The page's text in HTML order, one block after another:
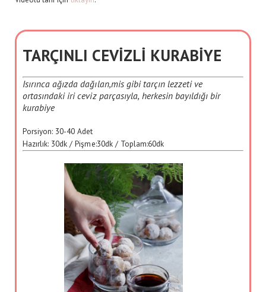
TARÇINLI CEVİZLİ KURABİYE
Isırınca ağızda dağılan,mis gibi tarçın lezzeti ve
ortasındaki iri ceviz parçasıyla, herkesin bayıldığı bir
kurabiye
Porsiyon: 30-40 Adet
Hazırlık: 30dk / Pişme:30dk / Toplam:60dk